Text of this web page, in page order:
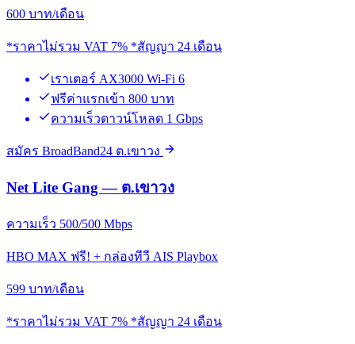
600 บาท/เดือน
*ราคาไม่รวม VAT 7% *สัญญา 24 เดือน
เราเตอร์ AX3000 Wi-Fi 6
ฟรีค่าแรกเข้า 800 บาท
ความเร็วดาวน์โหลด 1 Gbps
สมัคร BroadBand24 ต.เขาวง
Net Lite Gang — ต.เขาวง
ความเร็ว 500/500 Mbps
HBO MAX ฟรี! + กล่องทีวี AIS Playbox
599 บาท/เดือน
*ราคาไม่รวม VAT 7% *สัญญา 24 เดือน